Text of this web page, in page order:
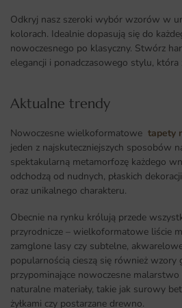
Odkryj nasz szeroki wybór wzorów w
kolorach. Idealnie dopasują się do
nowoczesnego po klasyczny. Stwórz
elegancji i ponadczasowego stylu, która
Aktualne trendy​
Nowoczesne wielkoformatowe tapety
jeden z najskuteczniejszych sposobów
spektakularną metamorfozę każdego
odchodzą od nudnych, płaskich
oraz unikalnego charakteru.
Obecnie na rynku królują przede
przyrodnicze – wielkoformatowe liście
zamglone lasy czy subtelne,
popularnością cieszą się również wzory
przypominające nowoczesne
naturalne materiały, takie jak surowy
żyłkami czy postarzane drewno.